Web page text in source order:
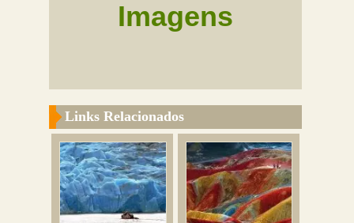
Imagens
Links Relacionados